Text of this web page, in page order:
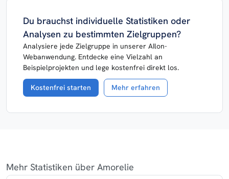
Du brauchst individuelle Statistiken oder
Analysen zu bestimmten Zielgruppen?
Analysiere jede Zielgruppe in unserer AIlon-
Webanwendung. Entdecke eine Vielzahl an
Beispielprojekten und lege kostenfrei direkt los.
Kostenfrei starten Mehr erfahren
Mehr Statistiken über Amorelie